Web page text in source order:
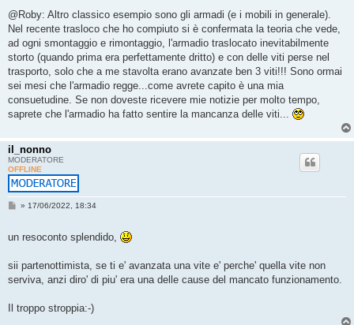
@Roby: Altro classico esempio sono gli armadi (e i mobili in generale).
Nel recente trasloco che ho compiuto si è confermata la teoria che vede,
ad ogni smontaggio e rimontaggio, l'armadio traslocato inevitabilmente
storto (quando prima era perfettamente dritto) e con delle viti perse nel
trasporto, solo che a me stavolta erano avanzate ben 3 viti!!! Sono ormai
sei mesi che l'armadio regge...come avrete capito è una mia
consuetudine. Se non doveste ricevere mie notizie per molto tempo,
saprete che l'armadio ha fatto sentire la mancanza delle viti...
il_nonno
MODERATORE
OFFLINE
M
a
g
i
o
» 17/06/2022, 18:34
un resoconto splendido,
sii partenottimista, se ti e' avanzata una vite e' perche' quella vite non
serviva, anzi diro' di piu' era una delle cause del mancato funzionamento.
Il troppo stroppia:-)